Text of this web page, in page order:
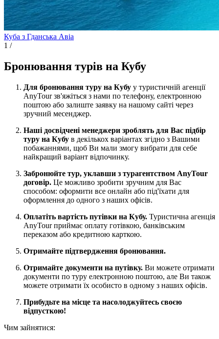
Куба з Гданська Авіа
1 /
Бронювання турів на Кубу
Для бронювання туру на Кубу у туристичній агенції
AnyTour зв'яжіться з нами по телефону, електронною
поштою або залиште заявку на нашому сайті через
зручний месенджер.
Наші досвідчені менеджери зроблять для Вас підбір
туру на Кубу в декількох варіантах згідно з Вашими
побажаннями, щоб Ви мали змогу вибрати для себе
найкращий варіант відпочинку.
Забронюйте тур, уклавши з турагентством AnyTour
договір. Це можливо зробити зручним для Вас
способом: оформити все онлайн або під'їхати для
оформлення до одного з наших офісів.
Оплатіть вартість путівки на Кубу. Туристична агенція
AnyTour приймає оплату готівкою, банківським
переказом або кредитною карткою.
Отримайте підтвердження бронювання.
Отримайте документи на путівку. Ви можете отримати
документи по туру електронною поштою, але Ви також
можете отримати їх особисто в одному з наших офісів.
Прибудьте на місце та насолоджуйтесь своєю
відпусткою!
Чим зайнятися: